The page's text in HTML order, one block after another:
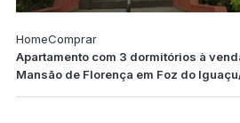
HomeComprar
Apartamento com 3 dormitórios à
Mansão de Florença em Foz do